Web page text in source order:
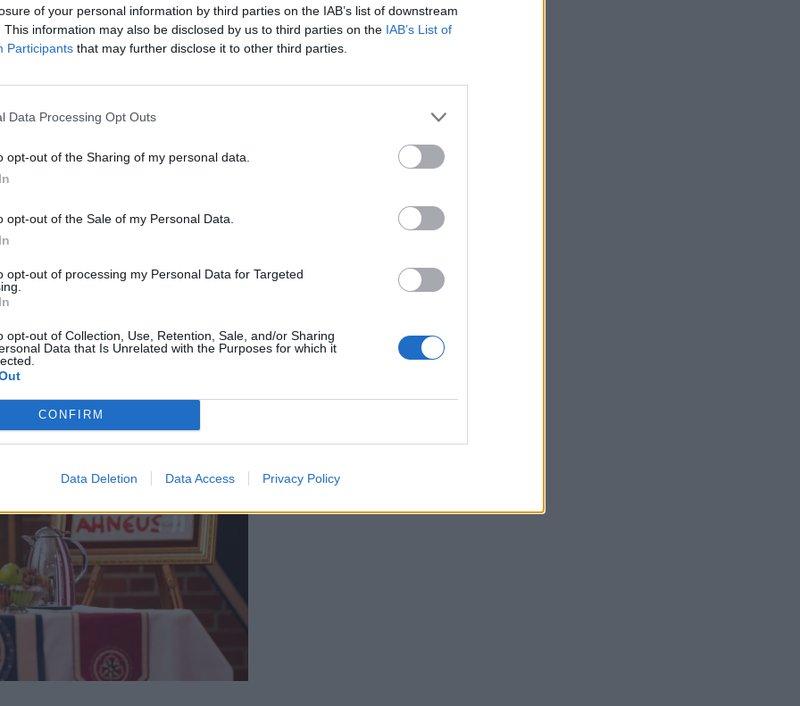
of your personal information by third parties on the IAB’s list of downstream
This information may also be disclosed by us to third parties on the IAB’s List of
Participants that may further disclose it to other third parties.
Data Processing Opt Outs
opt-out of the Sharing of my personal data.
opt-out of the Sale of my Personal Data.
opt-out of processing my Personal Data for Targeted
opt-out of Collection, Use, Retention, Sale, and/or Sharing
Data that Is Unrelated with the Purposes for which it
CONFIRM
Data Deletion Data Access Privacy Policy
liikaa
ketkä jäljellä olevista
ja tämän jälkeen
Frangen oli tehnyt.